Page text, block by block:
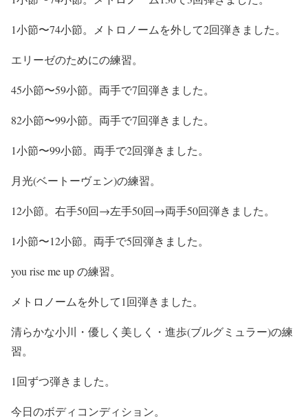
1小節〜74小節。メトロノームを外して2回弾きました。
エリーゼのためにの練習。
45小節〜59小節。両手で7回弾きました。
82小節〜99小節。両手で7回弾きました。
1小節〜99小節。両手で2回弾きました。
月光(ベートーヴェン)の練習。
12小節。右手50回→左手50回→両手50回弾きました。
1小節〜12小節。両手で5回弾きました。
you rise me up の練習。
メトロノームを外して1回弾きました。
清らかな小川・優しく美しく・進歩(ブルグミュラー)の練
習。
1回ずつ弾きました。
今日のボディコンディション。